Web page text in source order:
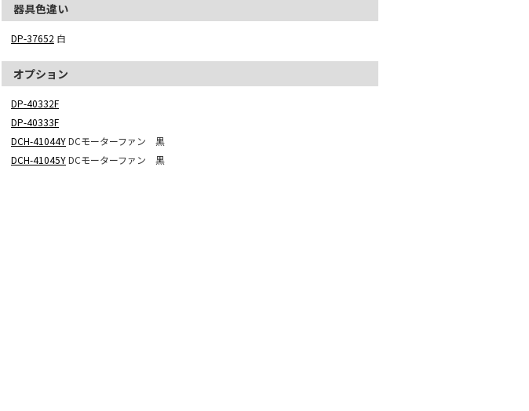
器具色違い
DP-37652 白
オプション
DP-40332F
DP-40333F
DCH-41044YDCモーターファン 黒
DCH-41045YDCモーターファン 黒